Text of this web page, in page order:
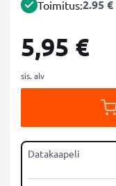
Toimitus:2.95 €
5,95 €
sis. alv
Datakaapeli